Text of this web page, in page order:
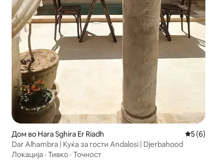
Дом во Hara Sghira Er Riadh
5 (6)
Dar Alhambra | Куќа за гости Andalosi | Djerbahood
Локација · Тивко · Точност